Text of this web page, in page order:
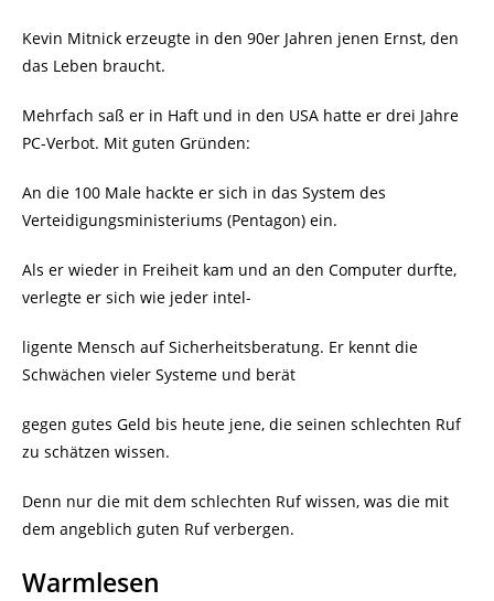
Kevin Mitnick erzeugte in den 90er Jahren jenen Ernst, den
das Leben braucht.
Mehrfach saß er in Haft und in den USA hatte er drei Jahre
PC-Verbot. Mit guten Gründen:
An die 100 Male hackte er sich in das System des
Verteidigungsministeriums (Pentagon) ein.
Als er wieder in Freiheit kam und an den Computer durfte,
verlegte er sich wie jeder intel-
ligente Mensch auf Sicherheitsberatung. Er kennt die
Schwächen vieler Systeme und berät
gegen gutes Geld bis heute jene, die seinen schlechten Ruf
zu schätzen wissen.
Denn nur die mit dem schlechten Ruf wissen, was die mit
dem angeblich guten Ruf verbergen.
Warmlesen